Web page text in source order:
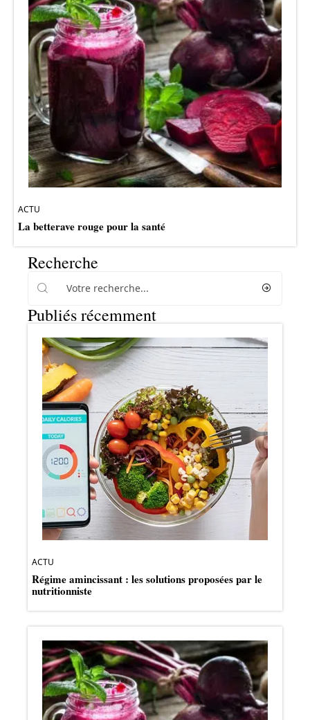
ACTU
La betterave rouge pour la santé
Recherche
Publiés récemment
ACTU
Régime amincissant : les solutions proposées par le
nutritionniste